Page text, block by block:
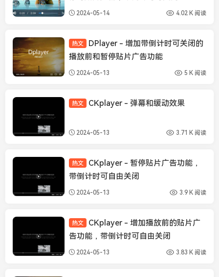
2024-05-14 4.02 K 阅读
DPlayer
热文
DPlayer - 增加带倒计时可关闭的
播放前和暂停贴片广告功能
2024-05-13 5 K 阅读
CKplayer
热文 CKplayer - 弹幕和缓动效果
2024-05-13 3.71 K 阅读
CKplayer
热文
CKplayer - 暂停贴片广告功能，
带倒计时可自由关闭
2024-05-13 3.9 K 阅读
CKplayer
热文
CKplayer - 增加播放前的贴片广
告功能，带倒计时可自由关闭
2024-05-13 3.83 K 阅读